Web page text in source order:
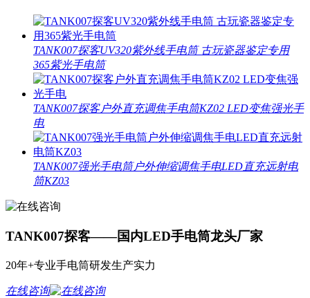
TANK007探客UV320紫外线手电筒 古玩瓷器鉴定专用
365紫光手电筒
TANK007探客户外直充调焦手电筒KZ02 LED变焦强光手
电
TANK007强光手电筒户外伸缩调焦手电LED直充远射电
筒KZ03
TANK007探客——国内LED手电筒龙头厂家
20年+专业手电筒研发生产实力
在线咨询